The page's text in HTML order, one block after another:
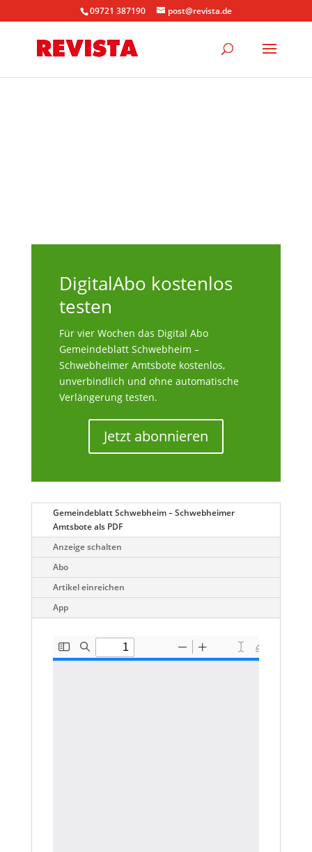
09721 387190 post@revista.de
DigitalAbo kostenlos
testen
Für vier Wochen das Digital Abo
Gemeindeblatt Schwebheim –
Schwebheimer Amtsbote kostenlos,
unverbindlich und ohne automatische
Verlängerung testen.
Jetzt abonnieren
Gemeindeblatt Schwebheim – Schwebheimer
Amtsbote als PDF
Anzeige schalten
Abo
Artikel einreichen
App